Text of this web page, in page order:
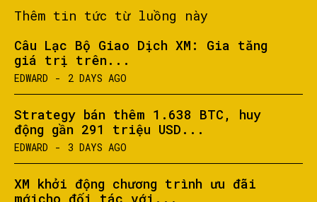
Thêm tin tức từ luồng này
Câu Lạc Bộ Giao Dịch XM: Gia tăng
giá trị trên...
EDWARD - 2 DAYS AGO
Strategy bán thêm 1.638 BTC, huy
động gần 291 triệu USD...
EDWARD - 3 DAYS AGO
XM khởi động chương trình ưu đãi